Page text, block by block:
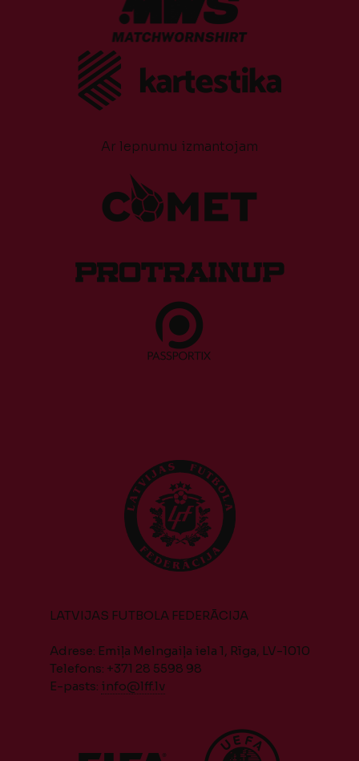
Ar lepnumu izmantojam
LATVIJAS FUTBOLA FEDERĀCIJA
Adrese: Emiļa Melngaiļa iela 1, Rīga, LV-1010
Telefons: +371 28 5598 98
E-pasts: info@lff.lv